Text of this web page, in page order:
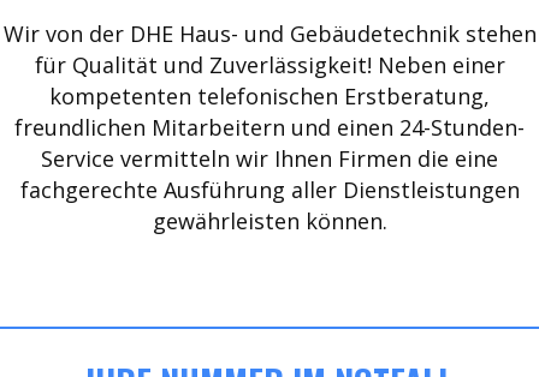
Wir von der DHE Haus- und Gebäudetechnik stehen
für Qualität und Zuverlässigkeit! Neben einer
kompetenten telefonischen Erstberatung,
freundlichen Mitarbeitern und einen 24-Stunden-
Service vermitteln wir Ihnen Firmen die eine
fachgerechte Ausführung aller Dienstleistungen
gewährleisten können.